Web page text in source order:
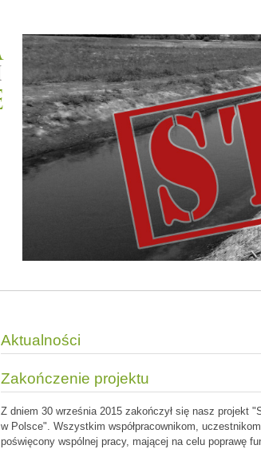
Aktualności
Zakończenie projektu
Z dniem 30 września 2015 zakończył się nasz projekt
w Polsce". Wszystkim współpracownikom,
poświęcony wspólnej pracy, mającej na celu poprawę